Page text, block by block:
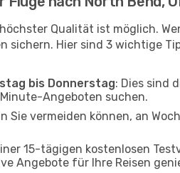
Qualität ist möglich.
sichern. Hier sind 3 wichtige
bis Donnerstag: Dies sind
Angeboten suchen.
Sie vermeiden können, an
15-tägigen kostenlosen
Angebote für Ihre Reisen